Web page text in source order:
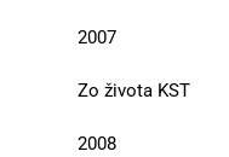
2007
Zo života KST
2008